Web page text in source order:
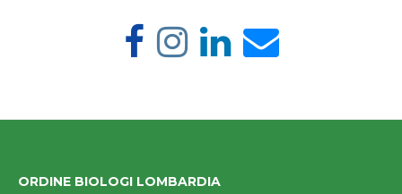
ORDINE BIOLOGI LOMBARDIA